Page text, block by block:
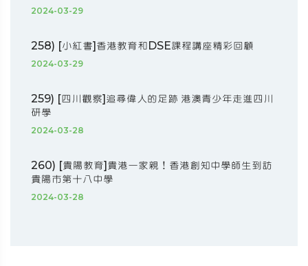
2024-03-29
258) [小紅書]香港教育和DSE課程講座精彩回顧
2024-03-29
259) [四川觀察]追尋偉人的足跡 港澳青少年走進四川
研學
2024-03-28
260) [貴陽教育]貴港一家親！香港創知中學師生到訪
貴陽市第十八中學
2024-03-28